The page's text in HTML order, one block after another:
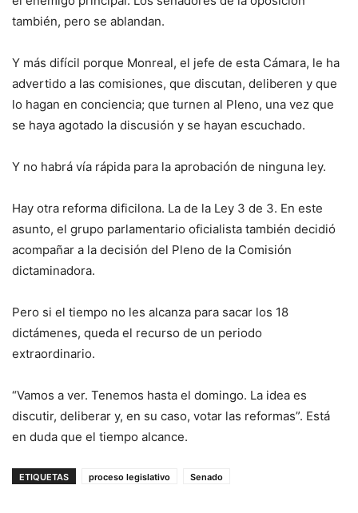
también, pero se ablandan.
Y más difícil porque Monreal, el jefe de esta Cámara, le ha
advertido a las comisiones, que discutan, deliberen y que
lo hagan en conciencia; que turnen al Pleno, una vez que
se haya agotado la discusión y se hayan escuchado.
Y no habrá vía rápida para la aprobación de ninguna ley.
Hay otra reforma dificilona. La de la Ley 3 de 3. En este
asunto, el grupo parlamentario oficialista también decidió
acompañar a la decisión del Pleno de la Comisión
dictaminadora.
Pero si el tiempo no les alcanza para sacar los 18
dictámenes, queda el recurso de un periodo
extraordinario.
“Vamos a ver. Tenemos hasta el domingo. La idea es
discutir, deliberar y, en su caso, votar las reformas”. Está
en duda que el tiempo alcance.
ETIQUETAS proceso legislativo Senado